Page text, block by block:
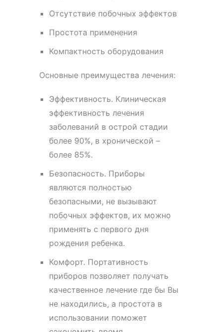
Отсутствие побочных эффектов
Простота применения
Компактность оборудования
Основные преимущества лечения:
Эффективность. Клиническая
эффективность лечения
заболеваний в острой стадии
более 90%, в хронической –
более 85%.
Безопасность. Приборы
являются полностью
безопасными, не вызывают
побочных эффектов, их можно
применять с первого дня
рождения ребенка.
Комфорт. Портативность
приборов позволяет получать
качественное лечение где бы Вы
не находились, а простота в
использовании поможет